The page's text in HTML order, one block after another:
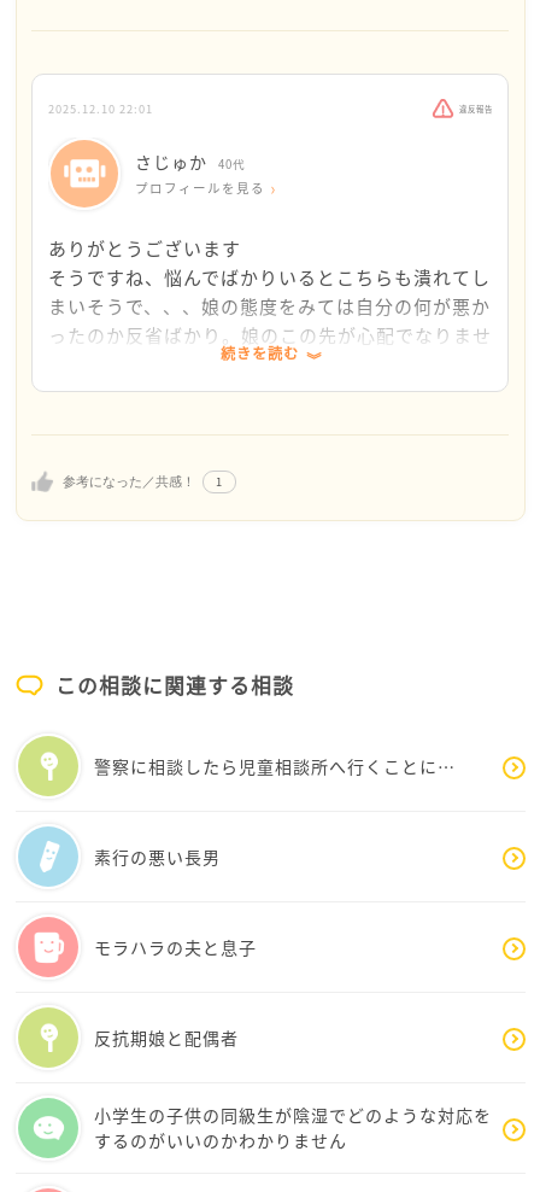
よう勧められたりがあると思います。
そういった事が過去になかったようでしたら、反抗期
一番親として気持ちが楽になるのは仲間の存在です。
ママ友さんとよく愚痴を言い合って、仕方ないね～と
リアルなお友達でなくても、SNS上で他人でもいいで
すから、あぁうちだけじゃないのね、と思えるとかな
り楽になると思います。
もうしばらく様子をご覧になられてはいかがでしょ
ただ、心配はしてるよ、いつも味方だよ、という姿勢
ょうか。
参考の一つになれば幸いです。
い。
す。もともとあまり学校のことなど話さない子でした
ので会話が少なかったのだと思いますが高校に入って
境による変化はありませんでした）結局学校を辞め通
信制の高校に転校しました。
さじゅかさんのお嬢様の場合思春期のモヤモヤした気
持ちを発散していらっしゃるので大丈夫だと思いま
す。一人で抱え込んでしまうのが一番怖いです。息子
達にもそれなりに思春期はあり心配しましたが友達と
一緒に遊んで発散していたように思います。
したらそういうことに没頭する時間を作ることもお勧
参考になった／共感！ 1
2025.12.10 22:01 違反報告
さじゅか 40代
プロフィールを見る
ありがとうございます
そうですね、悩んでばかりいるとこちらも潰れてし
まいそうで、、、娘の態度をみては自分の何が悪か
ったのか反省ばかり。娘のこの先が心配でなりませ
んが、サンスーシさんの娘様のようにしっかりとご
自分の道を歩めると信じて、自分の時間も大切にし
続きを読む
この相談に関連する相談
警察に相談したら児童相談所へ行くことに…
素行の悪い長男
モラハラの夫と息子
反抗期娘と配偶者
小学生の子供の同級生が陰湿でどのような対応を
するのがいいのかわかりません